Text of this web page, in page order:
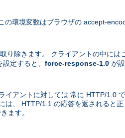
環境変数はブラウザの accept-
り除きます。 クライアントの中に
定すると、 force-response-1.0 が
アントに対しては 常に HTTP/1.0
、 HTTP/1.1 の応答を返されると
ます。